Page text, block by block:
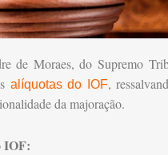
Moraes, do Supremo
alíquotas do IOF,
da majoração.
IOF: